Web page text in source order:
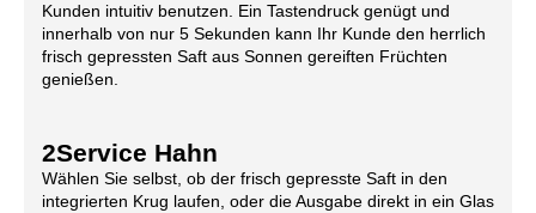
Kunden intuitiv benutzen. Ein Tastendruck genügt und
innerhalb von nur 5 Sekunden kann Ihr Kunde den herrlich
frisch gepressten Saft aus Sonnen gereiften Früchten
genießen.
2Service Hahn
Wählen Sie selbst, ob der frisch gepresste Saft in den
integrierten Krug laufen, oder die Ausgabe direkt in ein Glas